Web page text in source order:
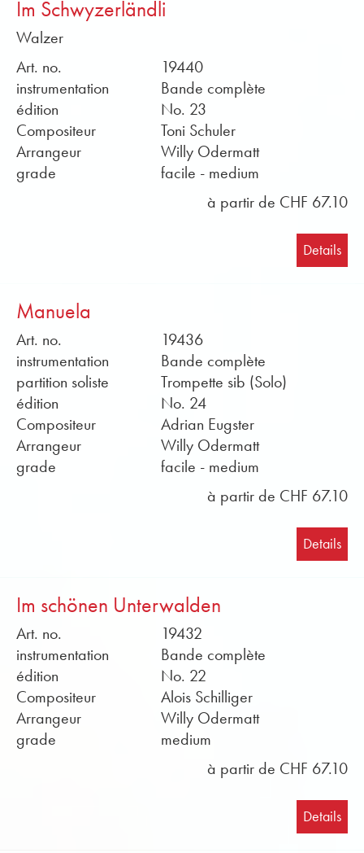
Im Schwyzerländli
Walzer
Art. no.
19440
instrumentation
Bande complète
édition
No. 23
Compositeur
Toni Schuler
Arrangeur
Willy Odermatt
grade
facile - medium
à partir de CHF 67.10
Details
Manuela
Art. no.
19436
instrumentation
Bande complète
partition soliste
Trompette sib (Solo)
édition
No. 24
Compositeur
Adrian Eugster
Arrangeur
Willy Odermatt
grade
facile - medium
à partir de CHF 67.10
Details
Im schönen Unterwalden
Art. no.
19432
instrumentation
Bande complète
édition
No. 22
Compositeur
Alois Schilliger
Arrangeur
Willy Odermatt
grade
medium
à partir de CHF 67.10
Details